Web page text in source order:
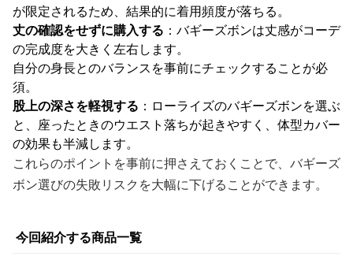
が限定されるため、結果的に着用頻度が落ちる。
丈の確認をせずに購入する ：バギーズボンは丈感がコーデ
の完成度を大きく左右します。
自分の身長とのバランスを事前にチェックすることが必
須。
股上の深さを軽視する ：ローライズのバギーズボンを選ぶ
と、座ったときのウエスト落ちが起きやすく、体型カバー
の効果も半減します。
これらのポイントを事前に押さえておくことで、バギーズ
ボン選びの失敗リスクを大幅に下げることができます。
今回紹介する商品一覧